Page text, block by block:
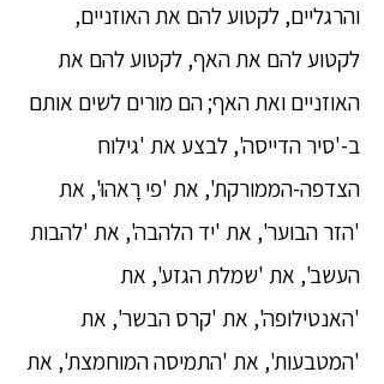
והרגליים, לקטוע להם את האוזניים,
לקטוע להם את האף, לקטוע להם את
האוזניים ואת האף; הם מורים לשים אותם
ב-'סיר הדייסה', לבצע את 'גילוח
הצדפה-הממורקת', את 'פי רָאהוּ', את
'הזר הבוער', את 'יד הלהבה', את 'להבות
העשב', את 'שמלת הגזע', את
'האנטילופה', את 'קרס הבשר', את
'המטבעות', את 'התמיסה המוחמצת', את